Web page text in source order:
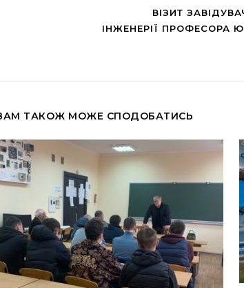
ВІЗИТ
ІНЖЕНЕРІЇ ПРОФЕСОРА
ТАКОЖ МОЖЕ СПОДОБАТИСЬ